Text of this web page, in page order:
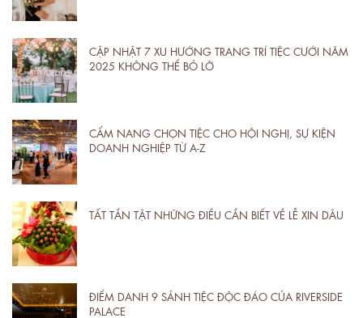
CẬP NHẬT 7 XU HƯỚNG TRANG TRÍ TIỆC CƯỚI NĂM
2025 KHÔNG THỂ BỎ LỠ
CẨM NANG CHỌN TIỆC CHO HỘI NGHỊ, SỰ KIỆN
DOANH NGHIỆP TỪ A-Z
TẤT TẦN TẬT NHỮNG ĐIỀU CẦN BIẾT VỀ LỄ XIN DÂU
ĐIỂM DANH 9 SẢNH TIỆC ĐỘC ĐÁO CỦA RIVERSIDE
PALACE